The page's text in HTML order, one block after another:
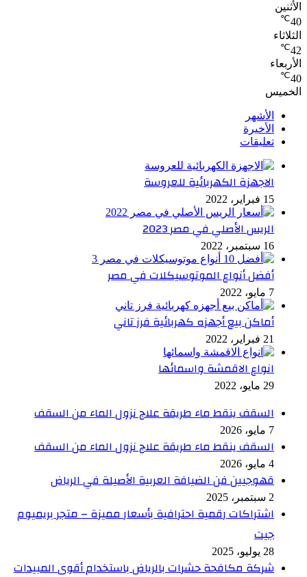
الأثنين
40
℃
الثلاثاء
42
℃
الأربعاء
40
℃
الخميس
الأشهر
الأخيرة
تعليقات
الاجهزة الكهربائية للعروسة
15 فبراير، 2022
الريس الأصلي في مصر 2023
16 سبتمبر، 2022
أفضل أنواع الموتوسيكلات في مصر
7 مايو، 2022
أماكن بيع أجهزه كهربائية فرز تاني
21 فبراير، 2022
انواع الاقمشة واسمائها
29 مايو، 2022
السقف ينقط ماء طريقة علاج نزول الماء من السقف
7 مايو، 2026
السقف ينقط ماء طريقة علاج نزول الماء من السقف
4 مايو، 2026
قهوجيين فن الضيافة العربية الأصيلة في الرياض
2 سبتمبر، 2025
اشتراكات رقمية احترافية بأسعار مميزة – متجر بريميوم
جيت
28 يوليو، 2025
شركة مكافحة حشرات بالرياض باستخدام أقوى المبيدات